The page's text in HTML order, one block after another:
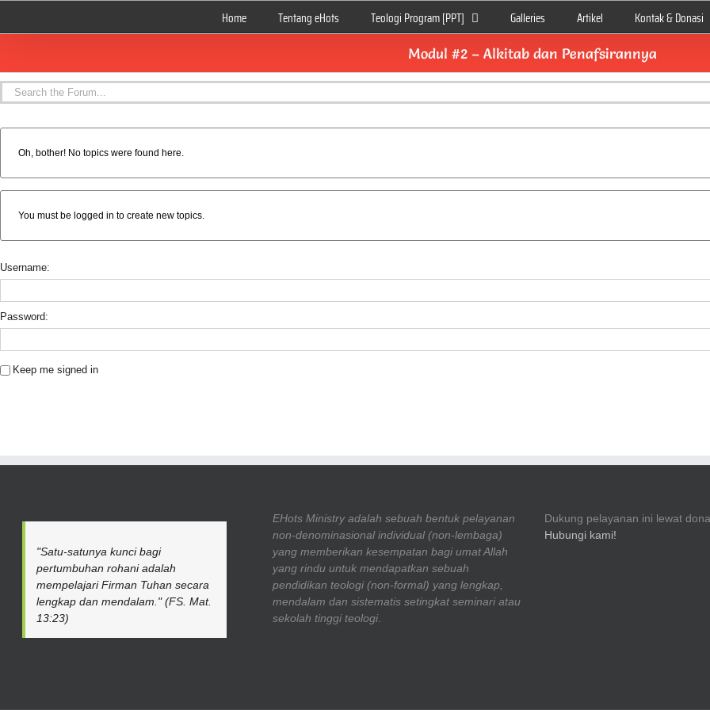
Home Tentang eHots Teologi Program [PPT] Galleries Artikel Kontak & Donasi
Modul #2 – Alkitab dan Penafsirannya
Oh, bother! No topics were found here.
You must be logged in to create new topics.
Username:
Password:
Keep me signed in
"Satu-satunya kunci bagi
pertumbuhan rohani adalah
mempelajari Firman Tuhan secara
lengkap dan mendalam." (FS. Mat.
13:23)
EHots Ministry adalah sebuah bentuk pelayanan
non-denominasional individual (non-lembaga)
yang memberikan kesempatan bagi umat Allah
yang rindu untuk mendapatkan sebuah
pendidikan teologi (non-formal) yang lengkap,
mendalam dan sistematis setingkat seminari atau
sekolah tinggi teologi.
Dukung pelayanan ini lewat
Hubungi kami!